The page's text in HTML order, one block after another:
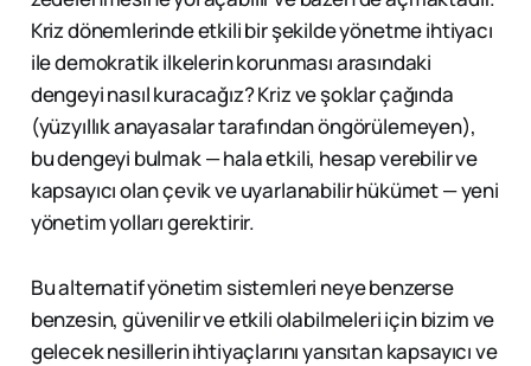
Kriz dönemlerinde etkili bir şekilde yönetme ihtiyacı
ile demokratik ilkelerin korunması arasındaki
dengeyi nasıl kuracağız? Kriz ve şoklar çağında
(yüzyıllık anayasalar tarafından öngörülemeyen),
bu dengeyi bulmak — hala etkili, hesap verebilir ve
kapsayıcı olan çevik ve uyarlanabilir hükümet — yeni
yönetim yolları gerektirir.
Bu alternatif yönetim sistemleri neye benzerse
benzesin, güvenilir ve etkili olabilmeleri için bizim ve
gelecek nesillerin ihtiyaçlarını yansıtan kapsayıcı ve